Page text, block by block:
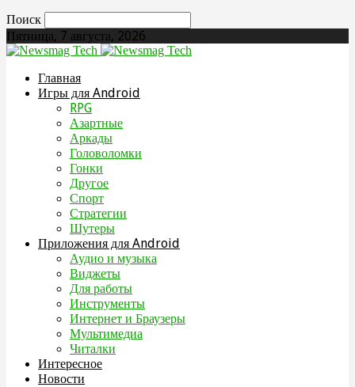
Поиск
Пятница, 7 августа, 2026
Главная
Игры для Android
RPG
Азартные
Аркады
Головоломки
Гонки
Другое
Спорт
Стратегии
Шутеры
Приложения для Android
Аудио и музыка
Виджеты
Для работы
Инструменты
Интернет и Браузеры
Мультимедиа
Читалки
Интересное
Новости